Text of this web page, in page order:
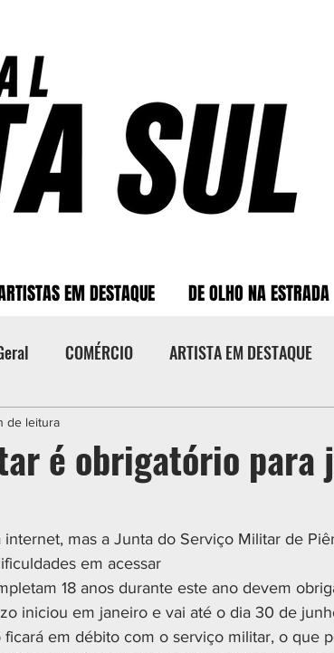
EM DESTAQUE DE OLHO NA ESTRADA
COMÉRCIO ARTISTA EM DESTAQUE
CIDADES
é obrigatório para
de leitura
mas a Junta do Serviço Militar de
em acessar
18 anos durante este ano devem
iniciou em janeiro e vai até o dia 30 de
em débito com o serviço militar, o que